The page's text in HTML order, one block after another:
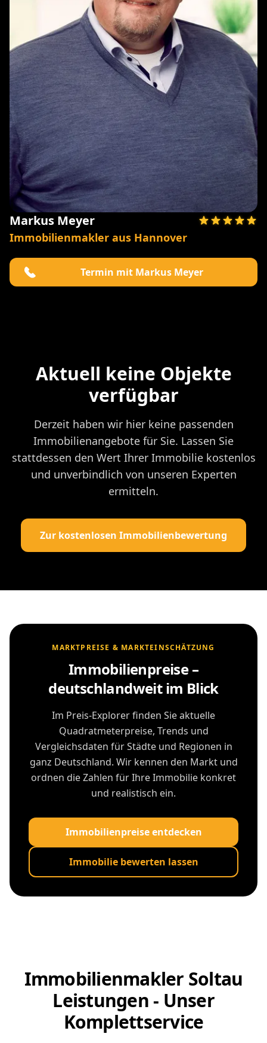
Markus Meyer
Immobilienmakler aus Hannover
Termin mit Markus Meyer
Aktuell keine Objekte
verfügbar
Derzeit haben wir hier keine passenden
Immobilienangebote für Sie. Lassen Sie
stattdessen den Wert Ihrer Immobilie kostenlos
und unverbindlich von unseren Experten
ermitteln.
Zur kostenlosen Immobilienbewertung
MARKTPREISE & MARKTEINSCHÄTZUNG
Immobilienpreise –
deutschlandweit im Blick
Im Preis-Explorer finden Sie aktuelle
Quadratmeterpreise, Trends und
Vergleichsdaten für Städte und Regionen in
ganz Deutschland. Wir kennen den Markt und
ordnen die Zahlen für Ihre Immobilie konkret
und realistisch ein.
Immobilienpreise entdecken
Immobilie bewerten lassen
Immobilienmakler Soltau
Leistungen - Unser
Komplettservice